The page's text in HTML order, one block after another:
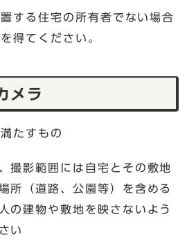
する住宅の所有者でない場合
得てください。
メラ
たすもの
撮影範囲には自宅とその敷地
所（道路、公園等）を含める
の建物や敷地を映さないよう
い